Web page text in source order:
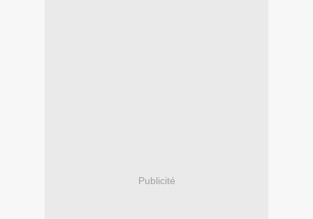
Publicité